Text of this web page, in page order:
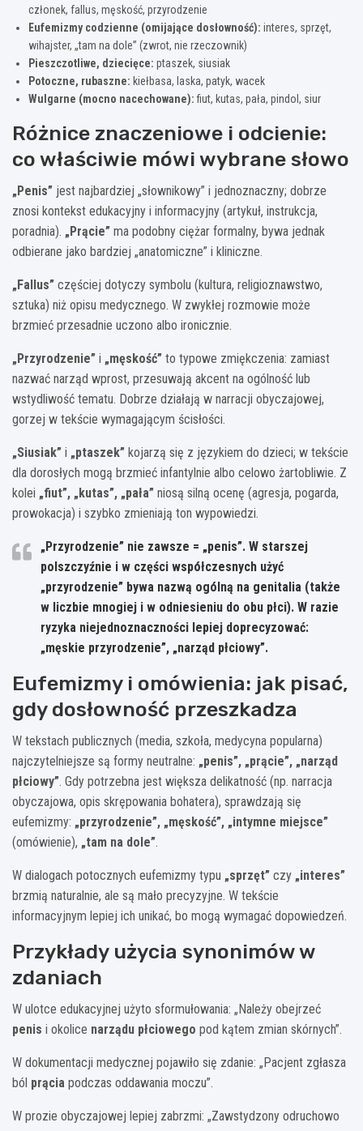
członek, fallus, męskość, przyrodzenie
Eufemizmy codzienne (omijające dosłowność): interes, sprzęt,
wihajster, „tam na dole” (zwrot, nie rzeczownik)
Pieszczotliwe, dziecięce: ptaszek, siusiak
Potoczne, rubaszne: kiełbasa, laska, patyk, wacek
Wulgarne (mocno nacechowane):fiut, kutas, pała, pindol, siur
Różnice znaczeniowe i odcienie:
co właściwie mówi wybrane słowo
„Penis” jest najbardziej „słownikowy” i jednoznaczny; dobrze
znosi kontekst edukacyjny i informacyjny (artykuł, instrukcja,
poradnia). „Prącie” ma podobny ciężar formalny, bywa jednak
odbierane jako bardziej „anatomiczne” i kliniczne.
„Fallus” częściej dotyczy symbolu (kultura, religioznawstwo,
sztuka) niż opisu medycznego. W zwykłej rozmowie może
brzmieć przesadnie uczono albo ironicznie.
„Przyrodzenie” i „męskość” to typowe zmiękczenia: zamiast
nazwać narząd wprost, przesuwają akcent na ogólność lub
wstydliwość tematu. Dobrze działają w narracji obyczajowej,
gorzej w tekście wymagającym ścisłości.
„Siusiak” i „ptaszek” kojarzą się z językiem do dzieci; w tekście
dla dorosłych mogą brzmieć infantylnie albo celowo żartobliwie. Z
kolei „fiut”, „kutas”, „pała” niosą silną ocenę (agresja, pogarda,
prowokacja) i szybko zmieniają ton wypowiedzi.
„Przyrodzenie” nie zawsze = „penis”. W starszej
polszczyźnie i w części współczesnych użyć
„przyrodzenie” bywa nazwą ogólną na genitalia (także
w liczbie mnogiej i w odniesieniu do obu płci). W razie
ryzyka niejednoznaczności lepiej doprecyzować:
„męskie przyrodzenie”, „narząd płciowy”.
Eufemizmy i omówienia: jak pisać,
gdy dosłowność przeszkadza
W tekstach publicznych (media, szkoła, medycyna popularna)
najczytelniejsze są formy neutralne: „penis”, „prącie”, „narząd
płciowy”. Gdy potrzebna jest większa delikatność (np. narracja
obyczajowa, opis skrępowania bohatera), sprawdzają się
eufemizmy: „przyrodzenie”, „męskość”, „intymne miejsce”
(omówienie), „tam na dole”.
W dialogach potocznych eufemizmy typu „sprzęt” czy „interes”
brzmią naturalnie, ale są mało precyzyjne. W tekście
informacyjnym lepiej ich unikać, bo mogą wymagać dopowiedzeń.
Przykłady użycia synonimów w
zdaniach
W ulotce edukacyjnej użyto sformułowania: „Należy obejrzeć
penis i okolice narządu płciowego pod kątem zmian skórnych”.
W dokumentacji medycznej pojawiło się zdanie: „Pacjent zgłasza
ból prącia podczas oddawania moczu”.
W prozie obyczajowej lepiej zabrzmi: „Zawstydzony odruchowo